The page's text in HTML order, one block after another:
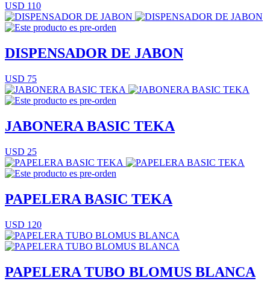
USD 110
DISPENSADOR DE JABON
USD 75
JABONERA BASIC TEKA
USD 25
PAPELERA BASIC TEKA
USD 120
PAPELERA TUBO BLOMUS BLANCA